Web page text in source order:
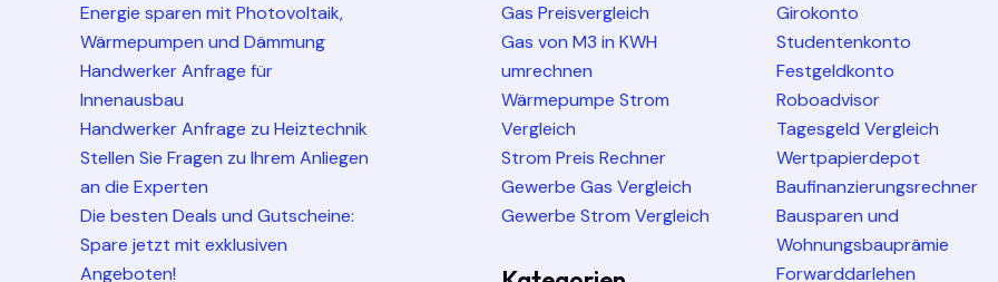
Energie sparen mit Photovoltaik,
Wärmepumpen und Dämmung
Handwerker Anfrage für
Innenausbau
Handwerker Anfrage zu Heiztechnik
Stellen Sie Fragen zu Ihrem Anliegen
an die Experten
Die besten Deals und Gutscheine:
Spare jetzt mit exklusiven
Angeboten!
Gas Preisvergleich
Gas von M3 in KWH
umrechnen
Wärmepumpe Strom
Vergleich
Strom Preis Rechner
Gewerbe Gas Vergleich
Gewerbe Strom Vergleich
Girokonto
Studentenkonto
Festgeldkonto
Roboadvisor
Tagesgeld Vergleich
Wertpapierdepot
Baufinanzierungsrechner
Bausparen und
Wohnungsbauprämie
Forwarddarlehen